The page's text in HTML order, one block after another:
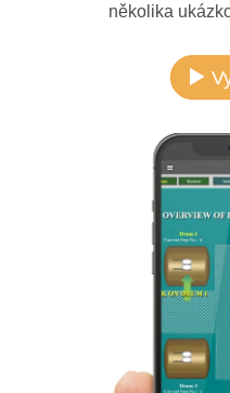
několika